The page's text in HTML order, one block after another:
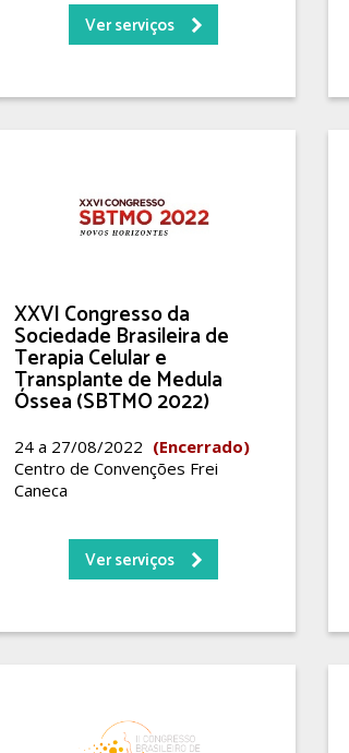
Ver serviços
XXVI Congresso da
Sociedade Brasileira de
Terapia Celular e
Transplante de Medula
Óssea (SBTMO 2022)
24 a 27/08/2022 (Encerrado)
Centro de Convenções Frei
Caneca
Ver serviços